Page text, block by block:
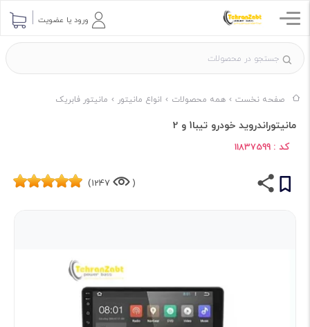
ورود یا عضویت
صفحه نخست همه محصولات انواع مانیتور مانیتور فابریک
مانیتوراندروید خودرو تیبا1 و 2
کد : 11837599
(
1247)